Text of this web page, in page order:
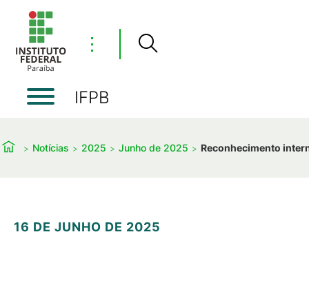
⋮
IFPB
Notícias 2025 Junho de 2025 Reconhecimento
16 DE JUNHO DE 2025